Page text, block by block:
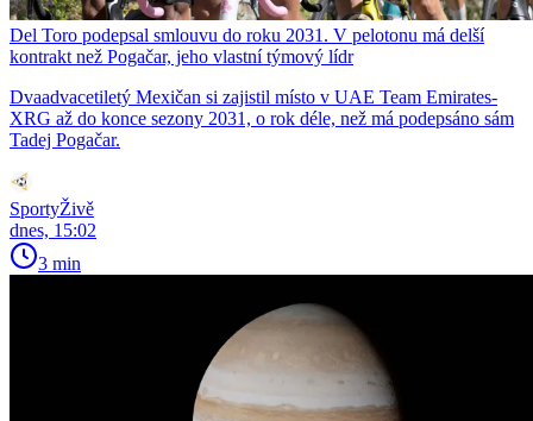
Del Toro podepsal smlouvu do roku 2031. V pelotonu má delší
kontrakt než Pogačar, jeho vlastní týmový lídr
Dvaadvacetiletý Mexičan si zajistil místo v UAE Team Emirates-
XRG až do konce sezony 2031, o rok déle, než má podepsáno sám
Tadej Pogačar.
SportyŽivě
dnes, 15:02
3 min